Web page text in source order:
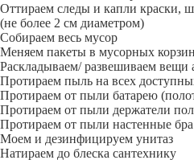
Оттираем следы и капли краски,
(не более 2 см диаметром)
Собираем весь мусор
Меняем пакеты в мусорных
Раскладываем/ развешиваем вещи
Протираем пыль на всех
Протираем от пыли батарею
Протираем от пыли держатели
Протираем от пыли настенные бра
Моем и дезинфицируем унитаз
Натираем до блеска сантехнику